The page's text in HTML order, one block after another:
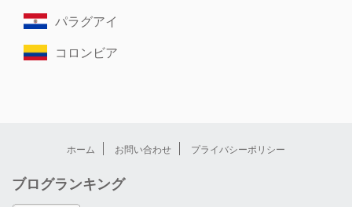
パラグアイ
コロンビア
ホーム お問い合わせ プライバシーポリシー
ブログランキング